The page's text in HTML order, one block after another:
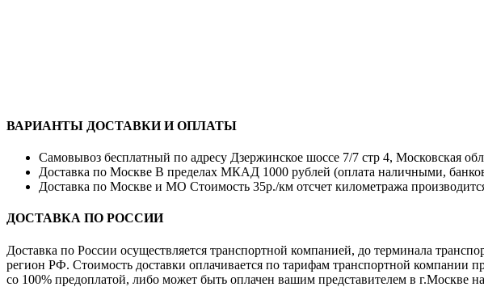
ВАРИАНТЫ ДОСТАВКИ И ОПЛАТЫ
Самовывоз бесплатный по адресу Дзержинское шоссе 7/7 стр 4, Московская
Доставка по Москве В пределах МКАД 1000 рублей (оплата наличными,
Доставка по Москве и МО Стоимость 35р./км отсчет километража
ДОСТАВКА ПО РОССИИ
Доставка по России осуществляется транспортной компанией, до терминала
регион РФ. Стоимость доставки оплачивается по тарифам транспортной компании
со 100% предоплатой, либо может быть оплачен вашим представителем в г.Москве